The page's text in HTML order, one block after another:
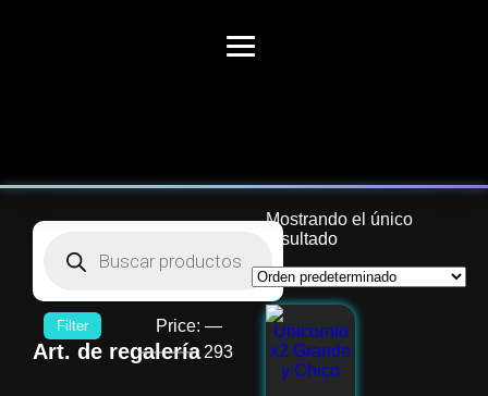
Filter Price: —
Art. de regalería 293
Mostrando el único
resultado